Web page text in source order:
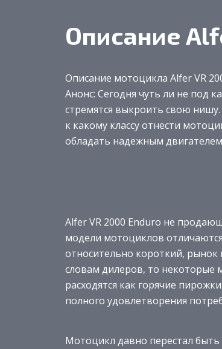
Описание
Описание мотоцикла Alfer VR
Анонс: Сегодня чуть ли не под
стремятся выкроить свою
к какому классу отнести
обладать надежным
Alfer VR 2000 Enduro не
модели мотоциклов
относительно короткий, рынок
словам дилеров, то некоторые
расходятся как горячие
полного удовлетворения
Мотоцикл давно перестал